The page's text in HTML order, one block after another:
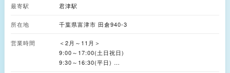
り体験などの動物ふれあいイベントが場内各所で毎日開催されているのもう
の大行進」は必見のイベント。場内の「アグロドーム」では、世界各国から
ー」もオススメです。 また、広大な場内には一年を通して花の見どころが
多数。季節によって、菜の花やネモフィラ、ペチュニア、コキアなどの群生
の様子を観賞できます。 冬から春にかけてのイチゴ狩りを筆頭に、ブルー
最寄駅 君津駅
所在地 千葉県富津市 田倉940-3
営業時間
＜2月～11月＞
9:00～17:00(土日祝日)
9:30～16:30(平日)